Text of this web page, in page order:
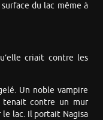
du lac même à
criait contre les
Un noble vampire
tenait contre un mur
le lac. Il portait Nagisa